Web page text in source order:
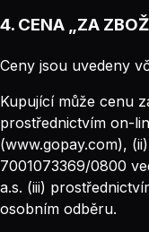
4. CENA „ZA
Ceny jsou uvedeny
Kupující může cenu
prostřednictvím on-
(www.gopay.com),
7001073369/0800
a.s. (iii)
osobním odběru.